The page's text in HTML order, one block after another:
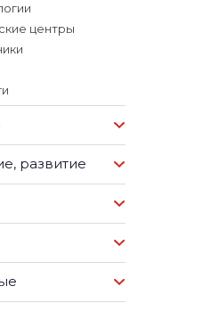
центры
развитие